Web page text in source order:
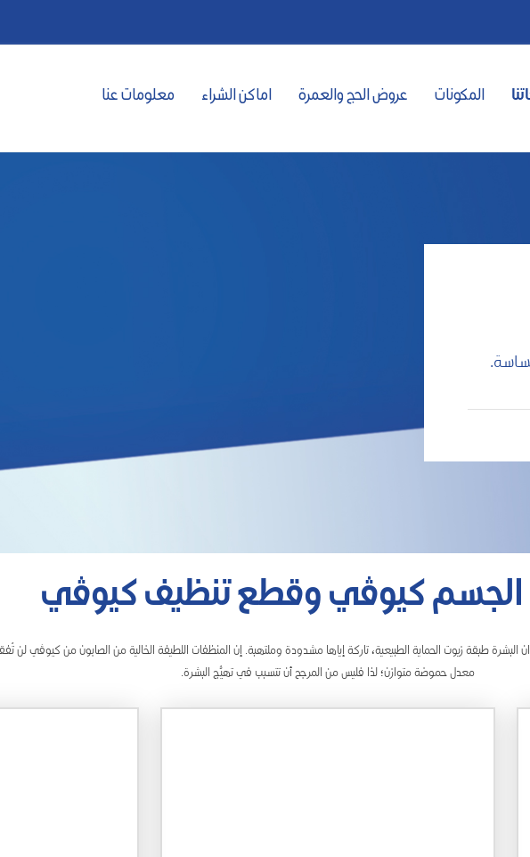
المكونات عروض الحج والعمرة اماكن الشراء معلومات عنا
كيوڤي وقطع تنظيف كيوڤي
طبقة زيوت الحماية الطبيعية، تاركة إياها مشدودة وملتهبة. إن المنظفات اللطيفة الخالية من الصابون من كيوڤي لن
معدل حموضة متوازن؛ لذا فليس من المرجح أن تتسبب في تهيُّج البشرة.